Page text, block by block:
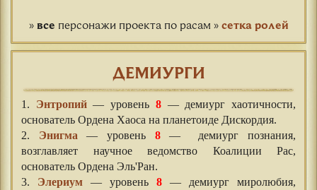
»все персонажи проекта по расам »сетка ролей
ДЕМИУРГИ
1. Энтропий— уровень 8— демиург хаотичности,
основатель Ордена Хаоса на планетоиде Дискордия.
2. Энигма— уровень 8— демиург познания,
возглавляет научное ведомство Коалиции Рас,
основатель Ордена Эль'Ран.
3. Элериум — уровень 8 — демиург миролюбия,